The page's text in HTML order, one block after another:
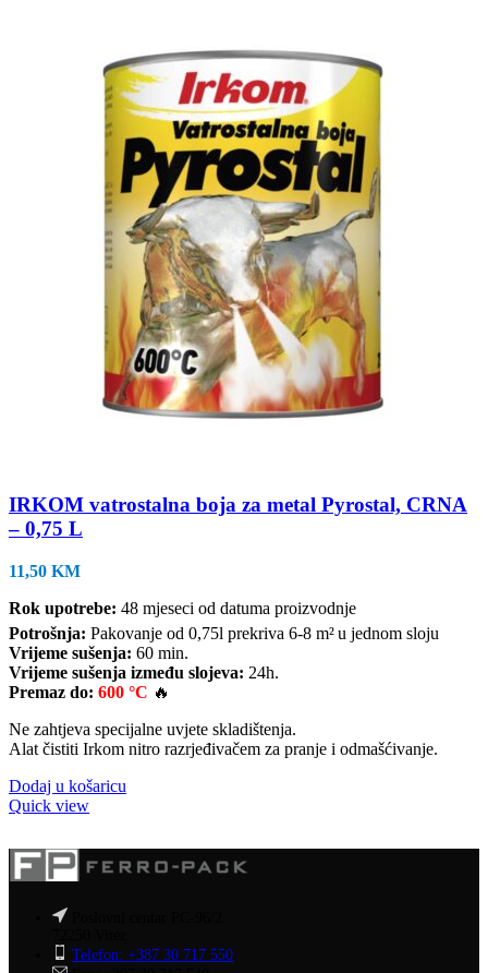
IRKOM vatrostalna boja za metal Pyrostal, CRNA
– 0,75 L
11,50 KM
Rok upotrebe: 48 mjeseci od datuma proizvodnje
Potrošnja: Pakovanje od 0,75l prekriva 6-8 m²u jednom sloju
Vrijeme sušenja: 60 min.
Vrijeme sušenja između slojeva: 24h.
Premaz do: 600 °C 🔥
Ne zahtjeva specijalne uvjete skladištenja.
Alat čistiti Irkom nitro razrjeđivačem za pranje i odmašćivanje.
Dodaj u košaricu
Quick view
Telefon: +387 30 717 550